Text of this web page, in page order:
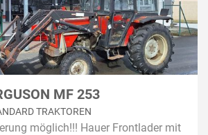
MF 253
TRAKTOREN
möglich!!! Hauer Frontlader mit